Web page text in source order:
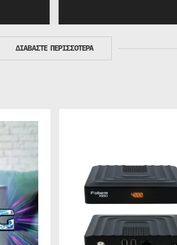
ΔΙΑΒΑΣΤΕ ΠΕΡΙΣΣΟΤΕΡΑ